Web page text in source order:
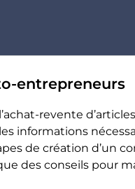
entrepreneurs
revente
informations
de création d’un
des conseils pour